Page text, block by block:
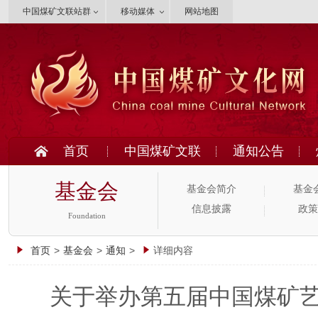
中国煤矿文联站群 移动媒体 网站地图
首页 中国煤矿文联 通知公告
基金会
Foundation
基金会简介
基金
信息披露
政
首页 > 基金会 > 通知 > 详细内容
关于举办第五届中国煤矿